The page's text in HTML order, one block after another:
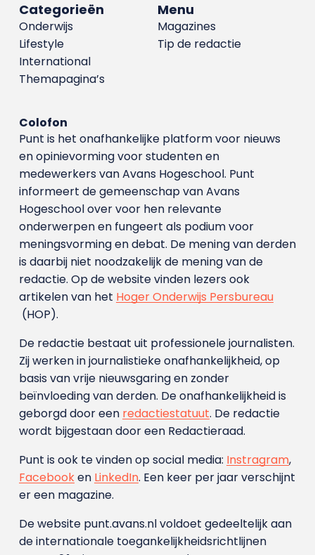
Menu
Magazines
Tip de redactie
Categorieën
Onderwijs
Lifestyle
International
Themapagina’s
Colofon
Punt is het onafhankelijke platform voor nieuws
en opinievorming voor studenten en
medewerkers van Avans Hoge­school. Punt
informeert de gemeenschap van Avans
Hogeschool over voor hen relevante
onderwerpen en fungeert als podium voor
meningsvorming en debat. De mening van derden
is daarbij niet noodzakelijk de mening van de
redactie. Op de website vinden lezers ook
artikelen van het Hoger Onderwijs Persbureau
(HOP).
De redactie bestaat uit professionele journalisten.
Zij werken in journalistieke onafhankelijkheid, op
basis van vrije nieuwsgaring en zonder
beïnvloeding van derden. De onafhankelijkheid is
geborgd door een redactiestatuut. De redactie
wordt bijgestaan door een Redactieraad.
Punt is ook te vinden op social media: Instragram,
Facebooken LinkedIn. Een keer per jaar verschijnt
er een magazine.
De website punt.avans.nl voldoet gedeeltelijk aan
de internationale toegankelijkheidsrichtlijnen